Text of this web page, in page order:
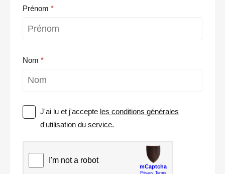
Prénom
Nom
J'ai lu et j'accepte les conditions générales
d'utilisation du service.